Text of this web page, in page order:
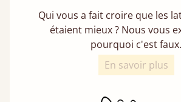
Qui vous a fait croire que les
étaient mieux ? Nous vous
pourquoi c'est faux.
En savoir plus